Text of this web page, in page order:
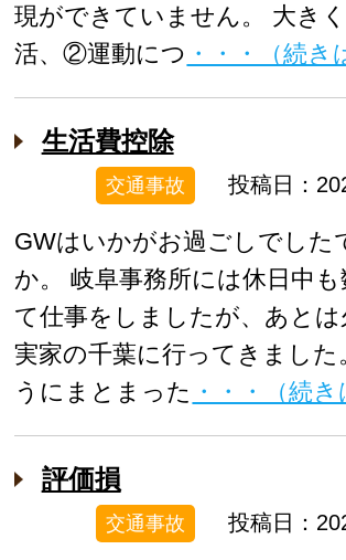
現ができていません。 大き
活、②運動につ ・・・（続き
生活費控除
交通事故 投稿日：
GWはいかがお過ごしでした
か。 岐阜事務所には休日中も
て仕事をしましたが、あと
実家の千葉に行ってきました
うにまとまった ・・・（続き
評価損
交通事故 投稿日：